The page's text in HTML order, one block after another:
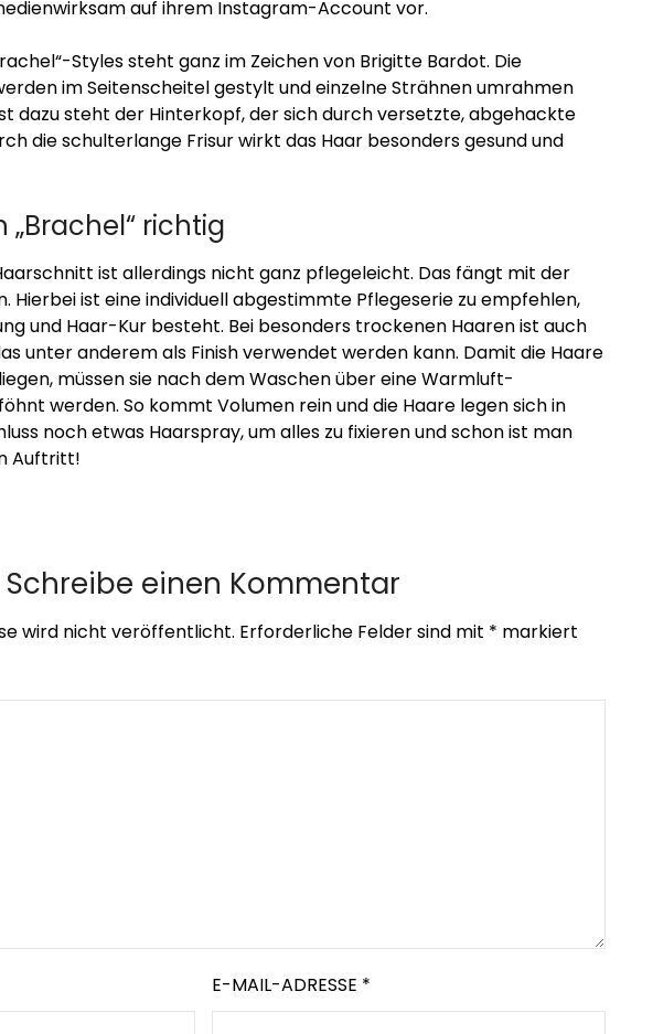
auf ihrem Instagram-Account vor.
Styles steht ganz im Zeichen von Brigitte Bardot. Die
im Seitenscheitel gestylt und einzelne Strähnen umrahmen
dazu steht der Hinterkopf, der sich durch versetzte, abgehackte
die schulterlange Frisur wirkt das Haar besonders gesund und
„Brachel“ richtig
ist allerdings nicht ganz pflegeleicht. Das fängt mit der
Hierbei ist eine individuell abgestimmte Pflegeserie zu empfehlen,
und Haar-Kur besteht. Bei besonders trockenen Haaren ist auch
unter anderem als Finish verwendet werden kann. Damit die Haare
müssen sie nach dem Waschen über eine Warmluft-
werden. So kommt Volumen rein und die Haare legen sich in
noch etwas Haarspray, um alles zu fixieren und schon ist man
Auftritt!
Schreibe einen Kommentar
wird nicht veröffentlicht. Erforderliche Felder sind mit * markiert
E-MAIL-ADRESSE *